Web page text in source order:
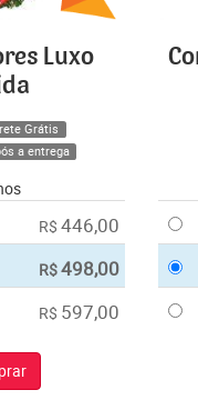
Luxo
Grátis
a entrega
R$ 446,00
R$498,00
R$ 597,00